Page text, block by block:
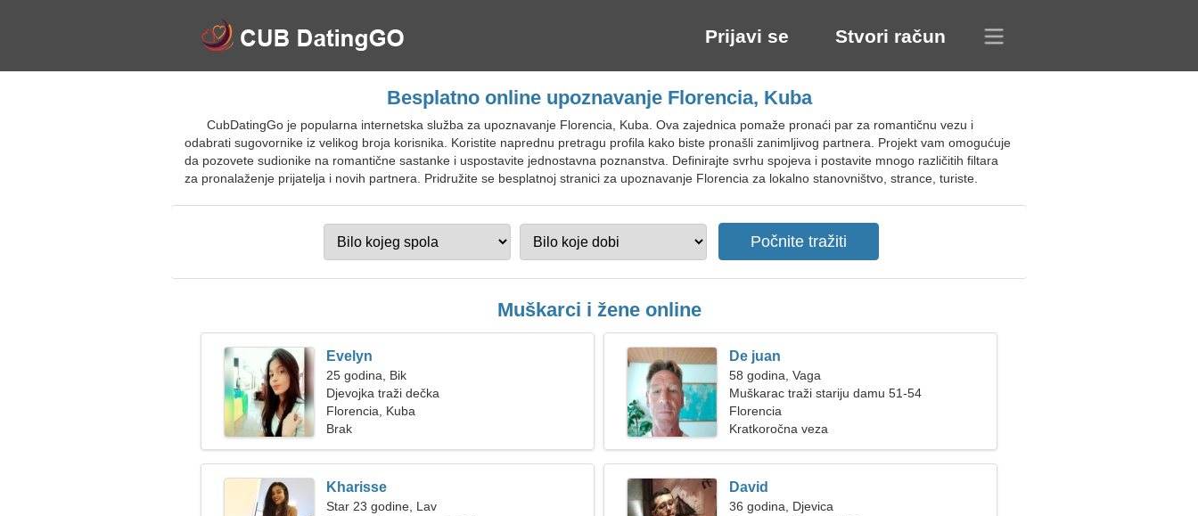
Prijavi se Stvori račun
Besplatno online upoznavanje Florencia, Kuba
CubDatingGo je popularna internetska služba za upoznavanje Florencia, Kuba. Ova zajednica pomaže pronaći par za romantičnu vezu i
odabrati sugovornike iz velikog broja korisnika. Koristite naprednu pretragu profila kako biste pronašli zanimljivog partnera. Projekt vam omogućuje
da pozovete sudionike na romantične sastanke i uspostavite jednostavna poznanstva. Definirajte svrhu spojeva i postavite mnogo različitih filtara
za pronalaženje prijatelja i novih partnera. Pridružite se besplatnoj stranici za upoznavanje Florencia za lokalno stanovništvo, strance, turiste.
Muškarci i žene online
Evelyn
25 godina, Bik
Djevojka traži dečka
Florencia, Kuba
Brak
De juan
58 godina, Vaga
Muškarac traži stariju damu 51-54
Florencia
Kratkoročna veza
Kharisse
Star 23 godine, Lav
David
36 godina, Djevica